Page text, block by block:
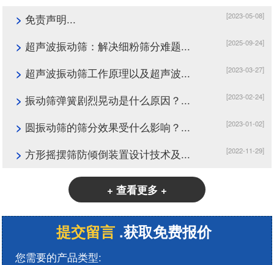
[2023-05-08]
> 免责声明...
[2025-09-24]
> 超声波振动筛：解决细粉筛分难题...
[2023-03-27]
> 超声波振动筛工作原理以及超声波...
[2023-02-24]
> 振动筛弹簧剧烈晃动是什么原因？...
[2023-01-02]
> 圆振动筛的筛分效果受什么影响？...
[2022-11-29]
> 方形摇摆筛防倾倒装置设计技术及...
+ 查看更多 +
提交留言 .获取免费报价
您需要的产品类型: